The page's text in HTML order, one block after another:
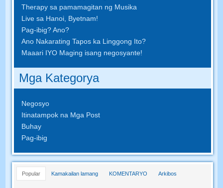
Therapy sa pamamagitan ng Musika
Live sa Hanoi, Byetnam!
Pag-ibig? Ano?
Ano Nakarating Tapos ka Linggong Ito?
Maaari IYO Maging isang negosyante!
Mga Kategorya
Negosyo
Itinatampok na Mga Post
Buhay
Pag-ibig
Popular Kamakailan lamang KOMENTARYO Arkibos